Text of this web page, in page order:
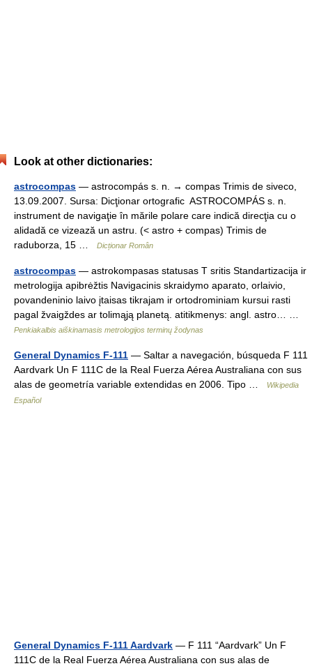
Look at other dictionaries:
astrocompas — astrocompás s. n. → compas Trimis de siveco,
13.09.2007. Sursa: Dicţionar ortografic ASTROCOMPÁS s. n.
instrument de navigaţie în mările polare care indică direcţia cu o
alidadă ce vizează un astru. (< astro + compas) Trimis de
raduborza, 15 …
Dicționar Român
astrocompas — astrokompasas statusas T sritis Standartizacija ir
metrologija apibrėžtis Navigacinis skraidymo aparato, orlaivio,
povandeninio laivo įtaisas tikrajam ir ortodrominiam kursui rasti
pagal žvaigždes ar tolimąją planetą. atitikmenys: angl. astro… …
Penkiakalbis aiškinamasis metrologijos terminų žodynas
General Dynamics F-111 — Saltar a navegación, búsqueda F 111
Aardvark Un F 111C de la Real Fuerza Aérea Australiana con sus
alas de geometría variable extendidas en 2006. Tipo …
Wikipedia
Español
General Dynamics F-111 Aardvark — F 111 “Aardvark” Un F
111C de la Real Fuerza Aérea Australiana con sus alas de